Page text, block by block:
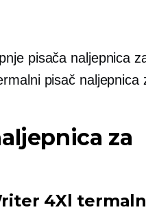
pisača naljepnica
pisač naljepnica
za
4Xl